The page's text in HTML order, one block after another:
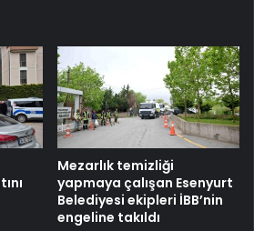
Mezarlık temizliği
yapmaya çalışan Esenyurt
Belediyesi ekipleri İBB’nin
engeline takıldı